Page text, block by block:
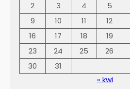
2 3 4 5
9
10 11 12
16
17 18 19
23
24 25 26
30
31
« kwi